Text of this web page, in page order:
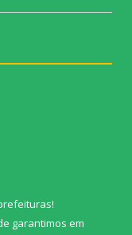
!
garantimos em